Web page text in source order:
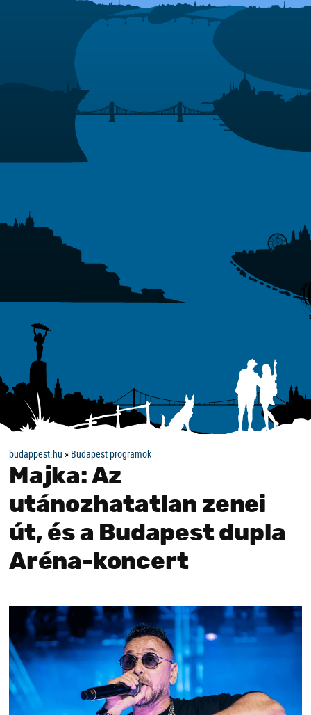
budappest.hu » Budapest programok
Majka: Az
utánozhatatlan zenei
út, és a Budapest dupla
Aréna-koncert